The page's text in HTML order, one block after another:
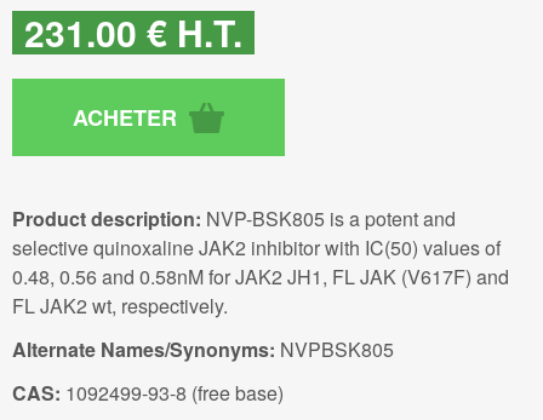
231.00 € H.T.
Product description: NVP-BSK805 is a potent and
selective quinoxaline JAK2 inhibitor with IC(50) values of
0.48, 0.56 and 0.58nM for JAK2 JH1, FL JAK (V617F) and
FL JAK2 wt, respectively.
Alternate Names/Synonyms: NVPBSK805
CAS: 1092499-93-8 (free base)